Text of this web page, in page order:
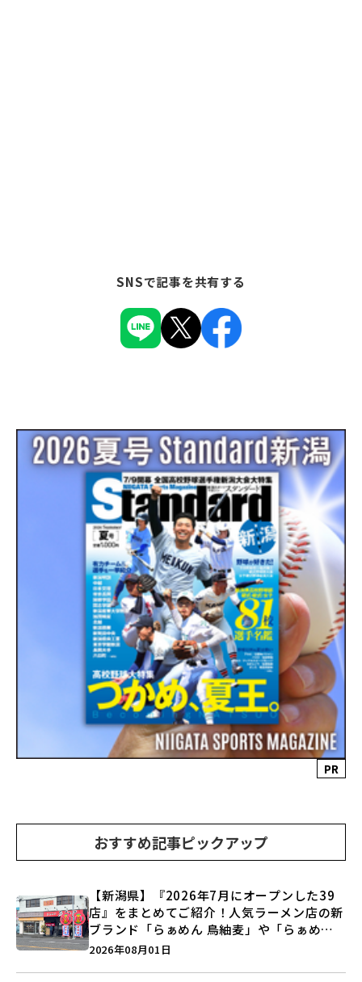
SNSで記事を共有する
PR
おすすめ記事ピックアップ
【新潟県】『2026年7月にオープンした39
店』をまとめてご紹介！人気ラーメン店の新
ブランド「らぁめん 鳥紬麦」や「らぁめん
しょうがの空」など盛りだくさん♪
2026年08月01日